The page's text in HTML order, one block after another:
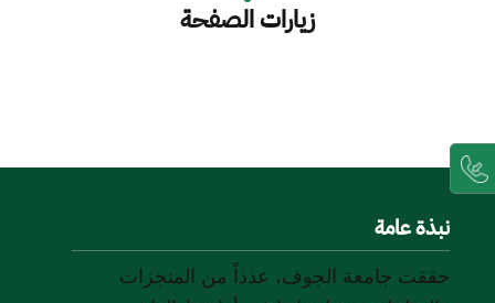
زيارات الصفحة
نبذة عامة
حققت جامعة الجوف، عدداً من المنجزات